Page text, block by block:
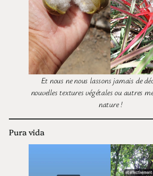
Et nous ne nous lassons jamais de
nouvelles textures végétales ou autres
nature !
Pura vida